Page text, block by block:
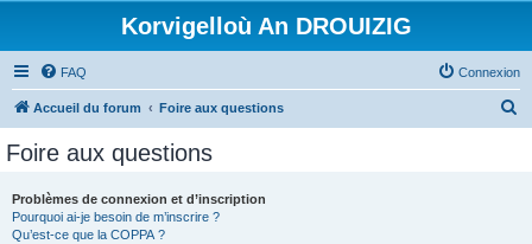
Korvigelloù An DROUIZIG
FAQ Connexion
Accueil du forum Foire aux questions
Foire aux questions
Problèmes de connexion et d’inscription
Pourquoi ai-je besoin de m’inscrire ?
Qu’est-ce que la COPPA ?